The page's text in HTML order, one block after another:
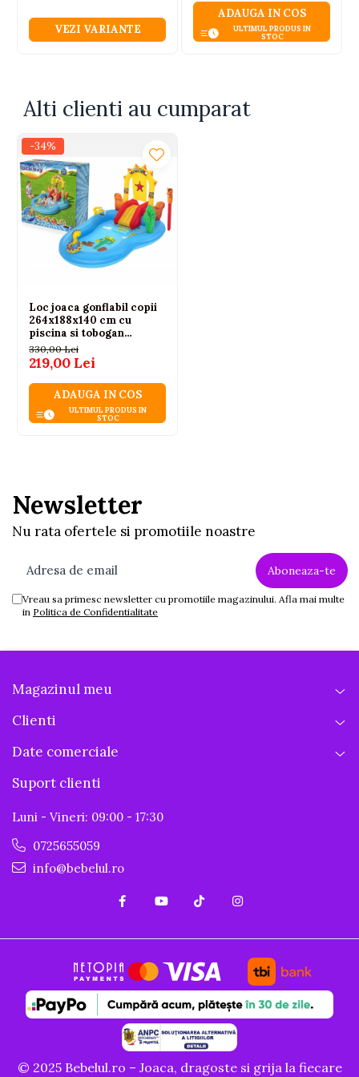
VEZI VARIANTE
ADAUGA IN COS
ULTIMUL PRODUS IN
STOC
Alti clienti au cumparat
-34%
Loc joaca gonflabil copii
264x188x140 cm cu
piscina si tobogan
Bestway
330,00 Lei
219,00 Lei
ADAUGA IN COS
ULTIMUL PRODUS IN
STOC
Newsletter
Nu rata ofertele si promotiile noastre
Vreau sa primesc newsletter cu promotiile magazinului. Afla mai multe
in Politica de Confidentialitate
Magazinul meu
Clienti
Date comerciale
Suport clienti
Luni - Vineri: 09:00 - 17:30
0725655059
info@bebelul.ro
© 2025 Bebelul.ro – Joaca, dragoste si grija la fiecare